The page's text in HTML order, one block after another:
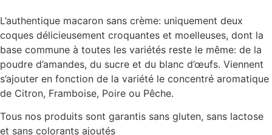
L’authentique macaron sans crème: uniquement deux
coques délicieusement croquantes et moelleuses, dont la
base commune à toutes les variétés reste le même: de la
poudre d’amandes, du sucre et du blanc d’œufs. Viennent
s’ajouter en fonction de la variété le concentré aromatique
de Citron, Framboise, Poire ou Pêche.
Tous nos produits sont garantis sans gluten, sans lactose
et sans colorants ajoutés